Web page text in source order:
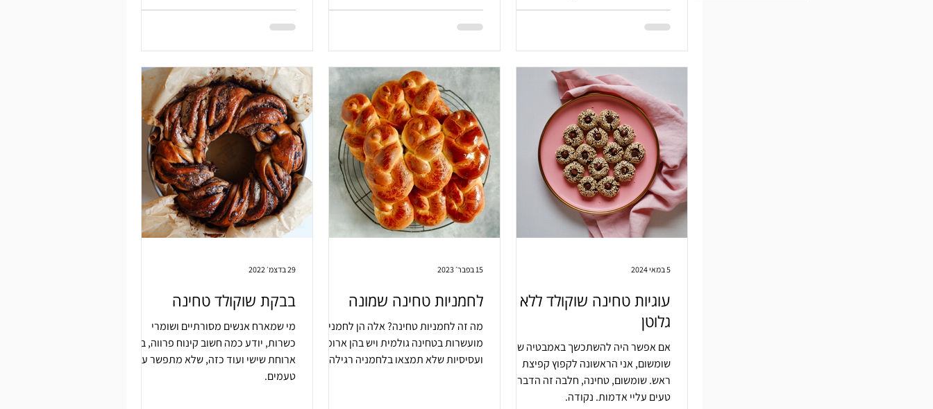
כזה. רק
עוגיות טחינה שוקולד ללא
גלוטן
אם אפשר היה להשתכשך באמבטיה של
שומשום, אני הראשונה לקפוץ קפיצת
ראש. שומשום, טחינה, חלבה זה הדבר הכי
טעים עליי אדמות. נקודה.
5 במאי 2024
לחמניות טחינה שמונה
מה זה לחמניות טחינה? אלה הן לחמניות
מועשרות בטחינה גולמית ויש בהן ארומה
ועסיסיות שלא תמצאו בלחמניה רגילה
15 בפבר׳ 2023
בבקת שוקולד טחינה
מי שמארח אנשים מסורתיים ושומרי
כשרות, יודע כמה חשוב קינוח פרווה, בסוף
ארוחת שישי ועוד כזה, שלא מתפשר על
טעמים.
29 בדצמ׳ 2022